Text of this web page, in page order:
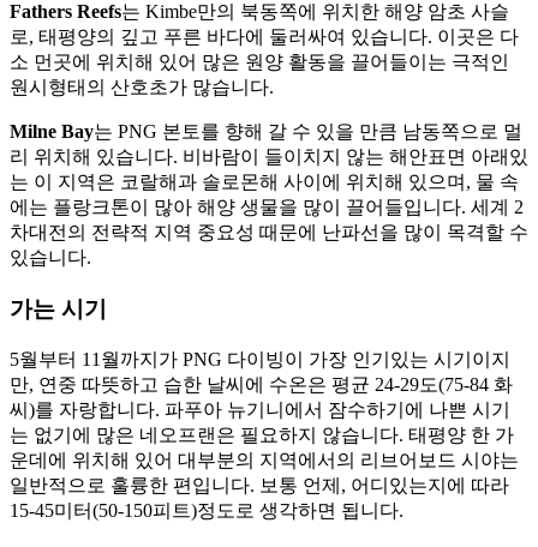
Fathers Reefs는 Kimbe만의 북동쪽에 위치한 해양 암초 사슬
로, 태평양의 깊고 푸른 바다에 둘러싸여 있습니다. 이곳은 다
소 먼곳에 위치해 있어 많은 원양 활동을 끌어들이는 극적인
원시형태의 산호초가 많습니다.
Milne Bay는 PNG 본토를 향해 갈 수 있을 만큼 남동쪽으로 멀
리 위치해 있습니다. 비바람이 들이치지 않는 해안표면 아래있
는 이 지역은 코랄해과 솔로몬해 사이에 위치해 있으며, 물 속
에는 플랑크톤이 많아 해양 생물을 많이 끌어들입니다. 세계 2
차대전의 전략적 지역 중요성 때문에 난파선을 많이 목격할 수
있습니다.
가는 시기
5월부터 11월까지가 PNG 다이빙이 가장 인기있는 시기이지
만, 연중 따뜻하고 습한 날씨에 수온은 평균 24-29도(75-84 화
씨)를 자랑합니다. 파푸아 뉴기니에서 잠수하기에 나쁜 시기
는 없기에 많은 네오프랜은 필요하지 않습니다. 태평양 한 가
운데에 위치해 있어 대부분의 지역에서의 리브어보드 시야는
일반적으로 훌륭한 편입니다. 보통 언제, 어디있는지에 따라
15-45미터(50-150피트)정도로 생각하면 됩니다.